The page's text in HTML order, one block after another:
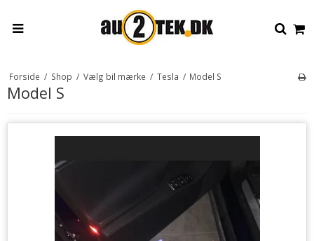
Forside / Shop / Vælg bil mærke / Tesla / Model S
Model S